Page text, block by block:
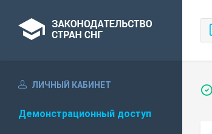
ЛИЧНЫЙ КАБИНЕТ
Демонстрационный доступ